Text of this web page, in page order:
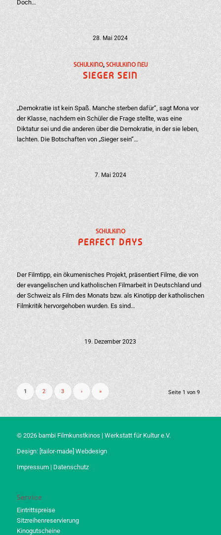
Doch…
28. Mai 2024
SCHULKINO, SCHULKINO NEU
SIEGER SEIN
„Demokratie ist kein Spaß. Manche sterben dafür“, sagt Mona vor
der Klasse, nachdem ein Schüler die Frage stellte, was eine
Diktatur sei und die anderen über die Demokratie, in der sie leben,
lachten. Die Botschaften von „Sieger sein“…
7. Mai 2024
SCHULKINO
PERFECT DAYS
Der Filmtipp, ein ökumenisches Projekt, präsentiert Filme, die von
der evangelischen und katholischen Filmarbeit in Deutschland und
der Schweiz als Film des Monats bzw. als Kinotipp der katholischen
Filmkritik hervorgehoben wurden. Es sind…
19. Dezember 2023
Seite 1 von 9
1 2 3 › »
© 2026 bambi Filmkunstkinos | Werkstatt für Kultur e.V.
Design: [tailor-made] Webdesign
Impressum| Datenschutz
Service
Eintrittspreise
Sitzreihenreservierung
Kinogutscheine